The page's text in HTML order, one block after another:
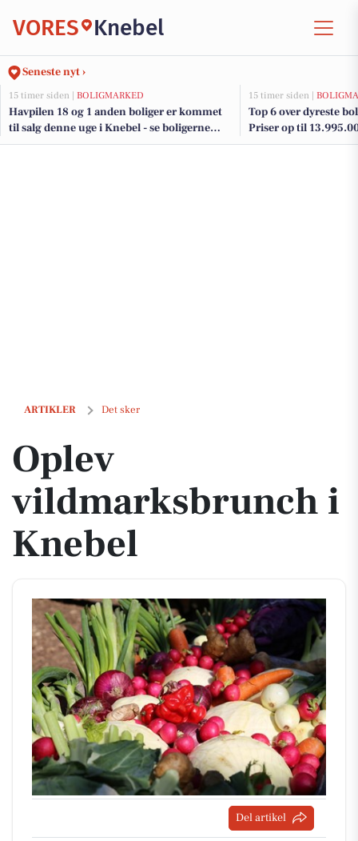
VORES Knebel
Seneste nyt ›
15 timer siden | BOLIGMARKED
Havpilen 18 og 1 anden boliger er kommet
til salg denne uge i Knebel - se boligerne
her.
15 timer siden |
Top 6 over dyreste
Priser op til
ARTIKLER Det sker
Oplev vildmarksbrunch i Knebel
Oplev
vildmarksbrunch i
Knebel
Del artikel